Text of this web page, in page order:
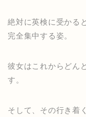
絶対に英検に受かる
完全集中する姿。
彼女はこれからどん
す。
そして、その行き着